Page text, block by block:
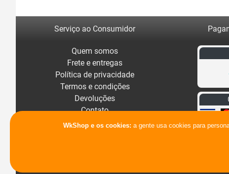
WkShop e os cookies: a gente usa cookies para
Serviço ao Consumidor
Quem somos
Frete e entregas
Política de privacidade
Termos e condições
Devoluções
Contato